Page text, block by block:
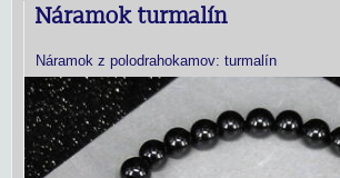
Náramok turmalín
Náramok z polodrahokamov: turmalín